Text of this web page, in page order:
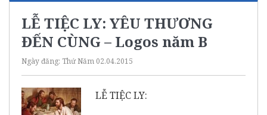
LỄ TIỆC LY: YÊU THƯƠNG
ĐẾN CÙNG – Logos năm B
Ngày đăng: Thứ Năm 02.04.2015
LỄ TIỆC LY: